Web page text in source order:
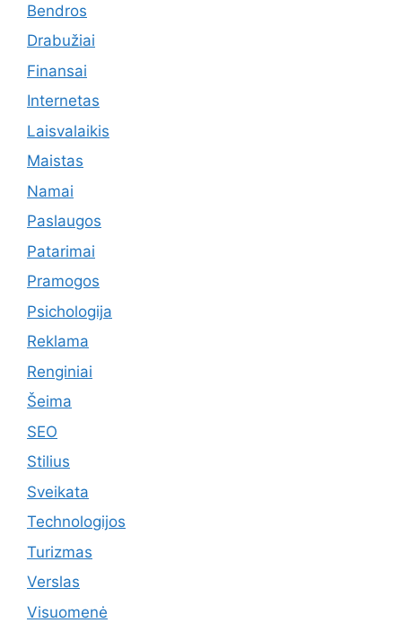
Bendros
Drabužiai
Finansai
Internetas
Laisvalaikis
Maistas
Namai
Paslaugos
Patarimai
Pramogos
Psichologija
Reklama
Renginiai
Šeima
SEO
Stilius
Sveikata
Technologijos
Turizmas
Verslas
Visuomenė